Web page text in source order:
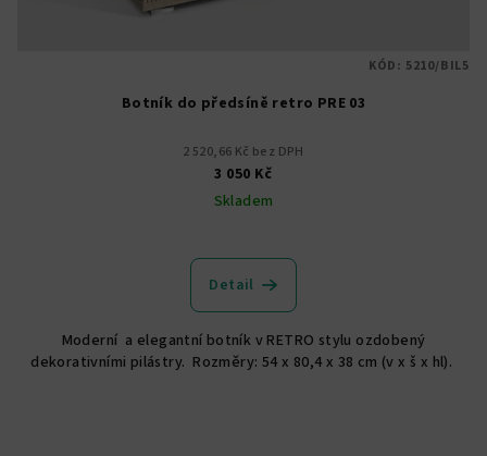
Botník do předsíně retro PRE 03
2 520,66 Kč bez DPH
3 050 Kč
Skladem
hodnocení
produktu
z
5
Detail
Moderní a elegantní botník v RETRO stylu ozdobený
dekorativními pilástry. Rozměry: 54 x 80,4 x 38 cm (v x š x hl).
KÓD: 5210/BIL5